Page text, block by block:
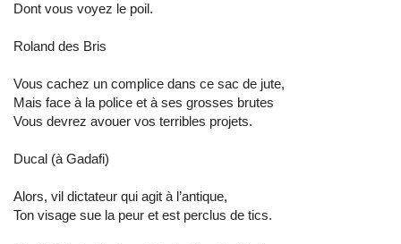
Dont vous voyez le poil.
Roland des Bris
Vous cachez un complice dans ce sac de jute,
Mais face à la police et à ses grosses brutes
Vous devrez avouer vos terribles projets.
Ducal (à Gadafi)
Alors, vil dictateur qui agit à l’antique,
Ton visage sue la peur et est perclus de tics.